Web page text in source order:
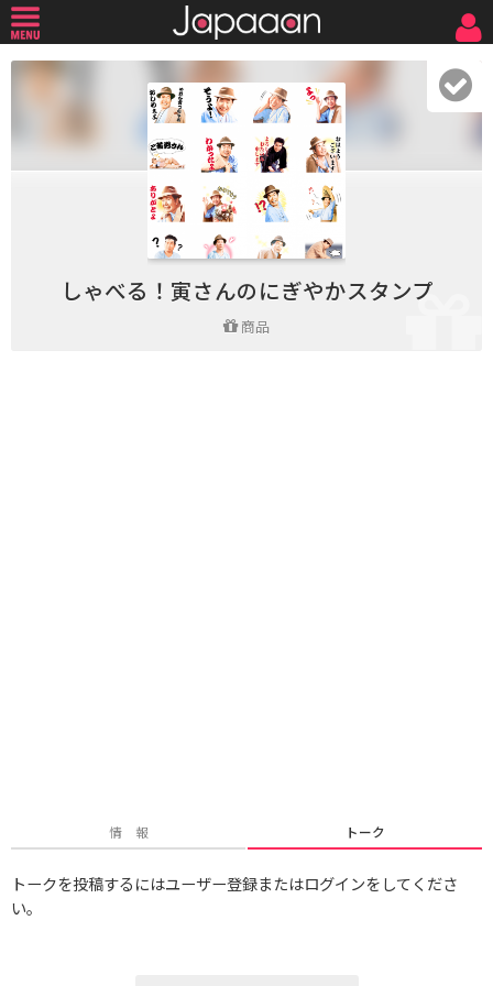
しゃべる！寅さんのにぎやかスタンプ
商品
情 報 トーク
トークを投稿するにはユーザー登録またはログインをしてくださ
い。